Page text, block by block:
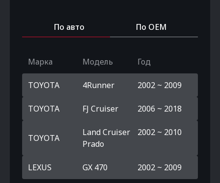
По авто По OEM
Марка Модель Год
TOYOTA 4Runner 2002 ~ 2009
TOYOTA FJ Cruiser 2006 ~ 2018
TOYOTA
Land Cruiser
Prado
2002 ~ 2010
LEXUS GX 470 2002 ~ 2009